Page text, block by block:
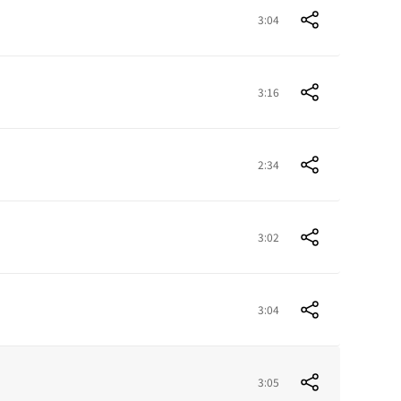
3:04
3:16
2:34
3:02
3:04
3:05